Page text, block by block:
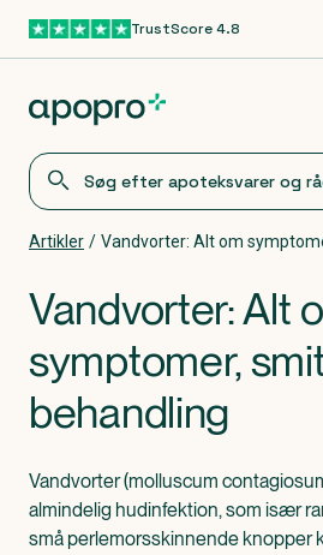
Gå til hovedindholdTrustScore 4.8
Artikler / Vandvorter: Alt om
Vandvorter: Alt
symptomer,
behandling
Vandvorter (molluscum
almindelig hudinfektion, som især
små perlemorsskinnende knopper